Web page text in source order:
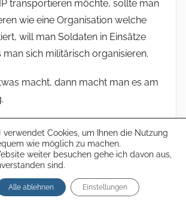
transportieren möchte, sollte man
wie eine Organisation welche
will man Soldaten in Einsätze
sich militärisch organisieren.
macht, dann macht man es am
die gleichen Probleme? Wenn
sie gelößt?
nicht?
Cookies, um Ihnen die Nutzung
wie möglich zu machen.
weiter besuchen gehe ich davon aus,
sind.
Alle ablehnen Einstellungen